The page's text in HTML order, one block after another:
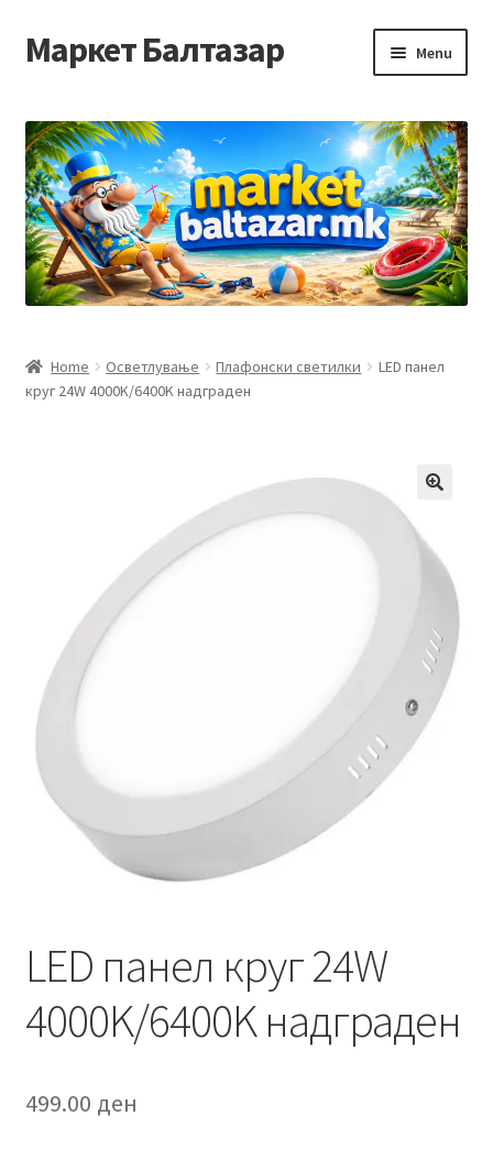
Skip
to
Skip
to
Маркет Балтазар Menu
Checkout
Homepage
Privacy Policy
Контакт
Рекламации и замена на производ
Сите производи
Home Осветлување Плафонски светилки
LED панел
круг 24W 4000K/6400K надграден
LED панел круг 24W
4000K/6400K надграден
499.00 ден